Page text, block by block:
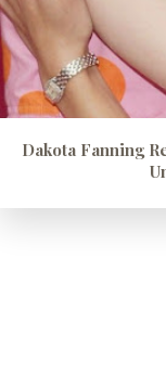
Dakota Fanning